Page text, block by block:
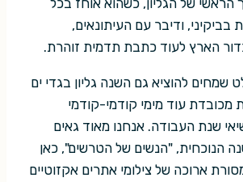
בביקיני, ודיבר עם העיתונאים,
הארץ לעוד כתבת תדמית זוהרת.
שמחים להוציא גם השנה גליון בגדי ים
מכובדת עוד מימי קודמי-קודמי
שנת העבודה. אנחנו מאוד גאים
הנוכחית, "הנשים של הטרשים", כאן
ארוכה של צילומי אתרים אקזוטיים